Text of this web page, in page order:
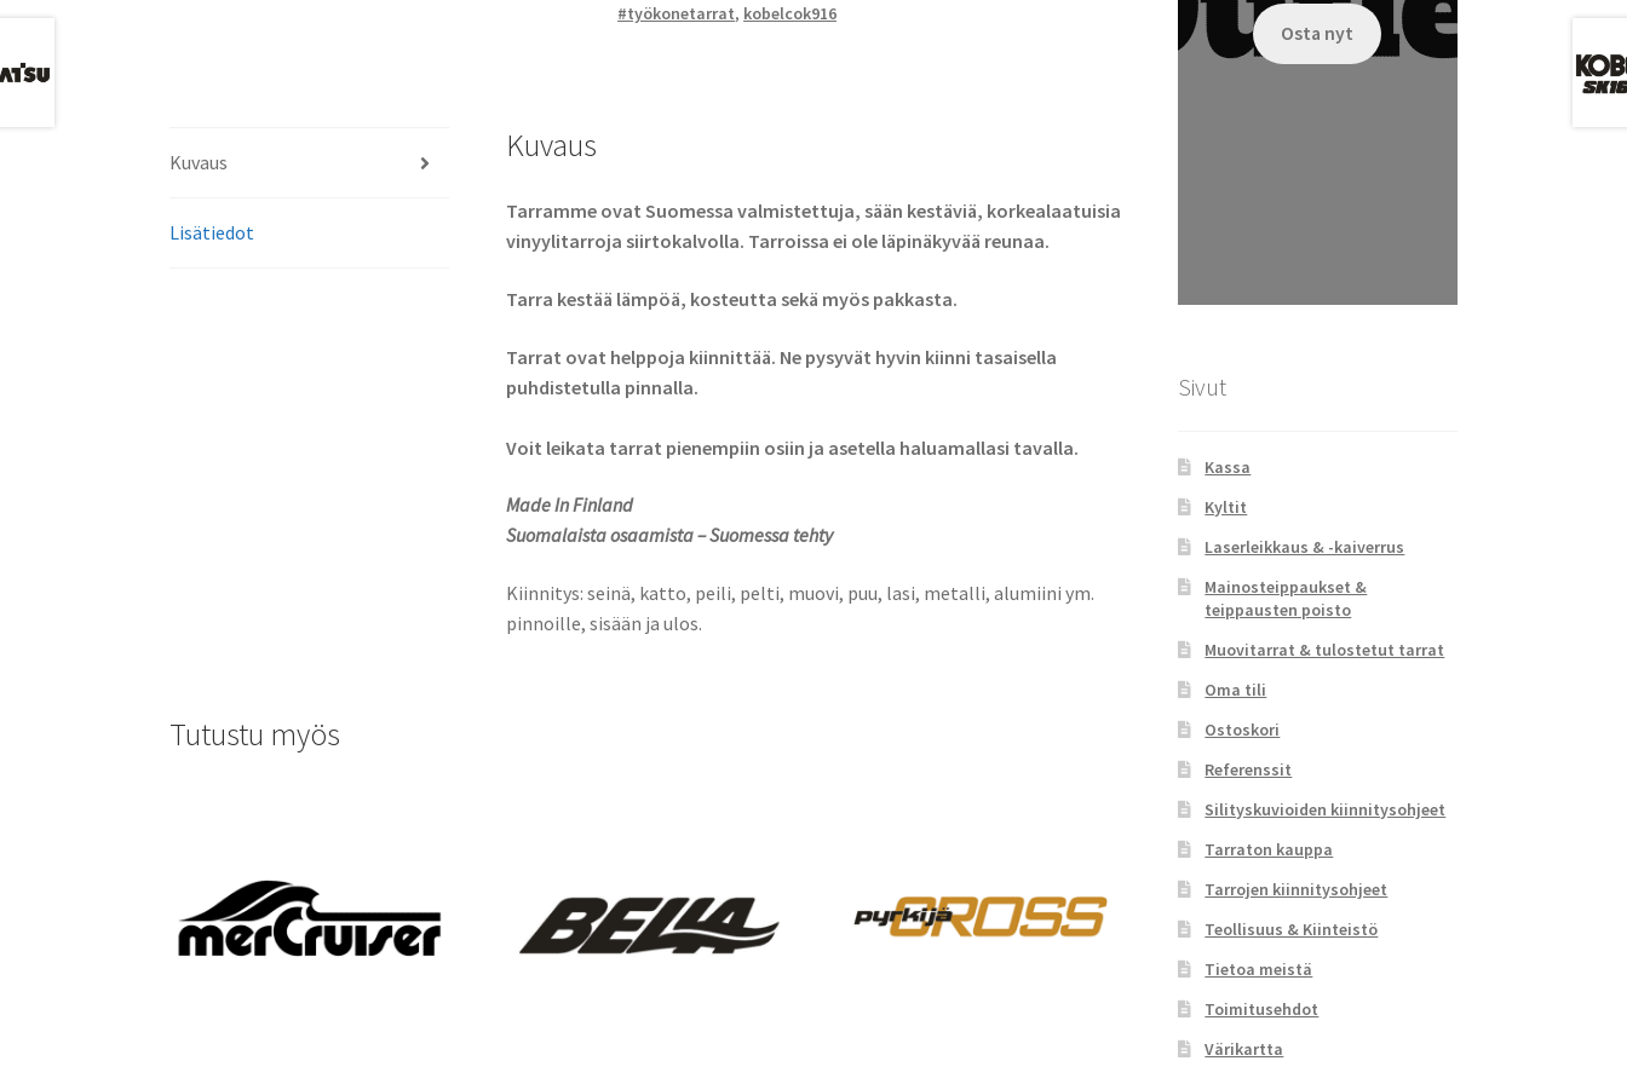
#työkonetarrat, kobelcok916
Kuvaus
Lisätiedot
Kuvaus
Tarramme ovat Suomessa valmistettuja, sään kestäviä, korkealaatuisia
vinyylitarroja siirtokalvolla. Tarroissa ei ole läpinäkyvää reunaa.
Tarra kestää lämpöä, kosteutta sekä myös pakkasta.
Tarrat ovat helppoja kiinnittää. Ne pysyvät hyvin kiinni tasaisella
puhdistetulla pinnalla.
Voit leikata tarrat pienempiin osiin ja asetella haluamallasi tavalla.
Made In Finland
Suomalaista osaamista – Suomessa tehty
Kiinnitys: seinä, katto, peili, pelti, muovi, puu, lasi, metalli, alumiini ym.
pinnoille, sisään ja ulos.
Tutustu myös
Osta nyt
Sivut
Kassa
Kyltit
Laserleikkaus & -kaiverrus
Mainosteippaukset &
teippausten poisto
Muovitarrat & tulostetut tarrat
Oma tili
Ostoskori
Referenssit
Silityskuvioiden kiinnitysohjeet
Tarraton kauppa
Tarrojen kiinnitysohjeet
Teollisuus & Kiinteistö
Tietoa meistä
Toimitusehdot
Värikartta